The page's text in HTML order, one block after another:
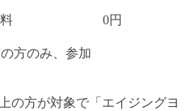
0円
方のみ、参加
の方が対象で「エイジングヨ